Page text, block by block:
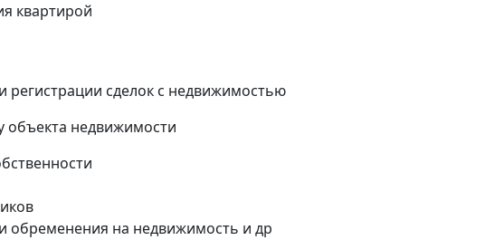
квартирой
сделок с недвижимостью
недвижимости
обременения на недвижимость и др